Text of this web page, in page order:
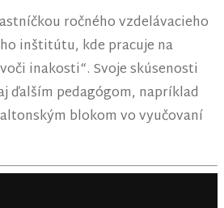
ročného vzdelávacieho
inštitútu, kde pracuje na
inakosti“. Svoje skúsenosti
ďalším pedagógom, napríklad
blokom vo vyučovaní